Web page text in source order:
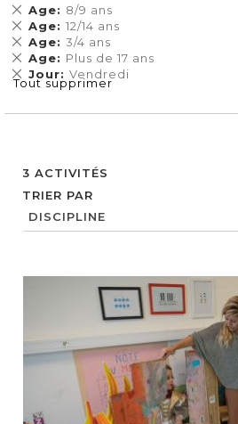
3 ACTIVITÉS
TRIER PAR
Age 8/9 ans
Supprimer
cet
Élément
Age 12/14 ans
Supprimer
cet
Élément
Age 3/4 ans
Supprimer
cet
Élément
Age Plus de 17 ans
Supprimer
cet
Élément
Jour Vendredi
Supprimer
cet
Tout supprimer